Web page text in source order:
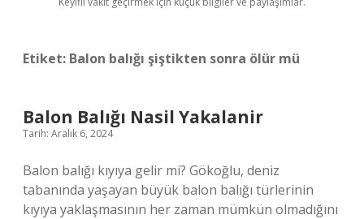
Etiket: Balon balığı şiştikten sonra ölür mü
Balon Balığı Nasil Yakalanir
Tarih: Aralık 6, 2024
Balon balığı kıyıya gelir mi? Gökoğlu, deniz
tabanında yaşayan büyük balon balığı türlerinin
kıyıya yaklaşmasının her zaman mümkün olmadığını